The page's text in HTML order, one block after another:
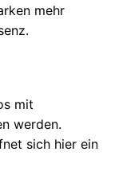
mehr
mit
werden.
sich hier ein